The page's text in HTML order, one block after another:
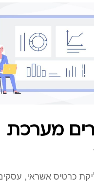
מערכת
כרטיס אשראי,